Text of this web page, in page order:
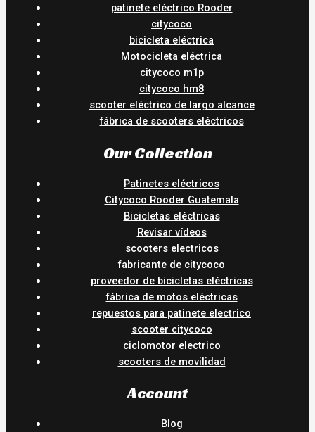
patinete eléctrico Rooder
citycoco
bicicleta eléctrica
Motocicleta eléctrica
citycoco m1p
citycoco hm8
scooter eléctrico de largo alcance
fábrica de scooters eléctricos
Our Collection
Patinetes eléctricos
Citycoco Rooder Guatemala
Bicicletas eléctricas
Revisar vídeos
scooters electricos
fabricante de citycoco
proveedor de bicicletas eléctricas
fábrica de motos eléctricas
repuestos para patinete electrico
scooter citycoco
ciclomotor electrico
scooters de movilidad
Account
Blog